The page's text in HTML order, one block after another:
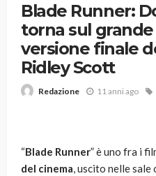
Blade Runner:
torna sul
versione finale
Ridley Scott
Redazione 11 anni ago
“Blade Runner” è uno fra i
del cinema, uscito nelle sale